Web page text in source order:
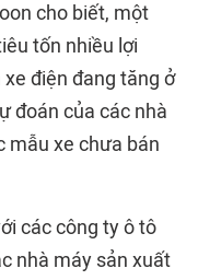
cho biết, một
tốn nhiều lợi
điện đang tăng ở
đoán của các nhà
mẫu xe chưa bán
các công ty ô tô
nhà máy sản xuất